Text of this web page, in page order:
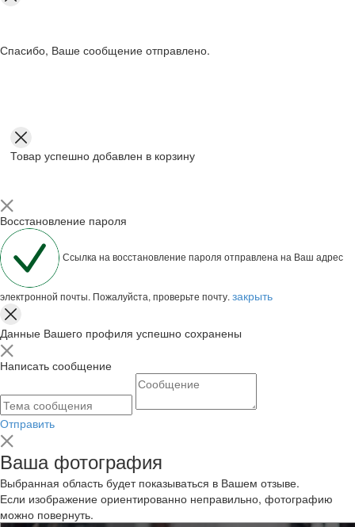
Спасибо, Ваше сообщение отправлено.
Товар успешно добавлен в корзину
Восстановление пароля
Ссылка на восстановление пароля отправлена на Ваш адрес
электронной почты. Пожалуйста, проверьте почту. закрыть
Данные Вашего профиля успешно сохранены
Написать сообщение
Отправить
Ваша фотография
Выбранная область будет показываться в Вашем отзыве.
Если изображение ориентированно неправильно, фотографию
можно повернуть.